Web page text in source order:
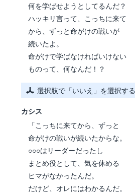
何を学ばせようとしてるんだ？
ハッキリ言って、こっちに来て
から、ずっと命がけの戦いが
続いたよ。
命がけで学ばなければいけない
ものって、何なんだ！？
選択肢で「いいえ」を選択する
カシス
「こっちに来てから、ずっと
命がけの戦いが続いたからな。
○○○はリーダーだったし
まとめ役として、気を休める
ヒマがなかったんだ。
だけど、オレにはわかるんだ。